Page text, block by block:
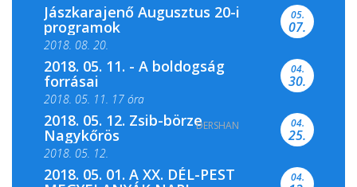
Jászkarajenő Augusztus 20-i
programok
2018. 08. 20.
05.
07.
2018. 05. 11. - A boldogság
forrásai
2018. 05. 11. 17 óra
2018. 05. 11. 19 óra
04.
30.
2018. 05. 12. Zsib-börze
Nagykőrös
2018. 05. 12.
04.
25.
2018. 05. 01. A XX. DÉL-PEST 04.
DERSHAN